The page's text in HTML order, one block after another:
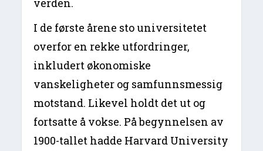
verden.
I de første årene sto universitetet
overfor en rekke utfordringer,
inkludert økonomiske
vanskeligheter og samfunnsmessig
motstand. Likevel holdt det ut og
fortsatte å vokse. På begynnelsen av
1900-tallet hadde Harvard University